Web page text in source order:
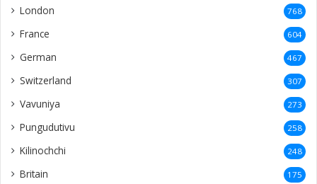
Australia 168
India 161
Mullaitivu 152
Trincomalee 125
United Kingdom 118
Kokuvil 109
Chavakachcheri 101
Velanai 99